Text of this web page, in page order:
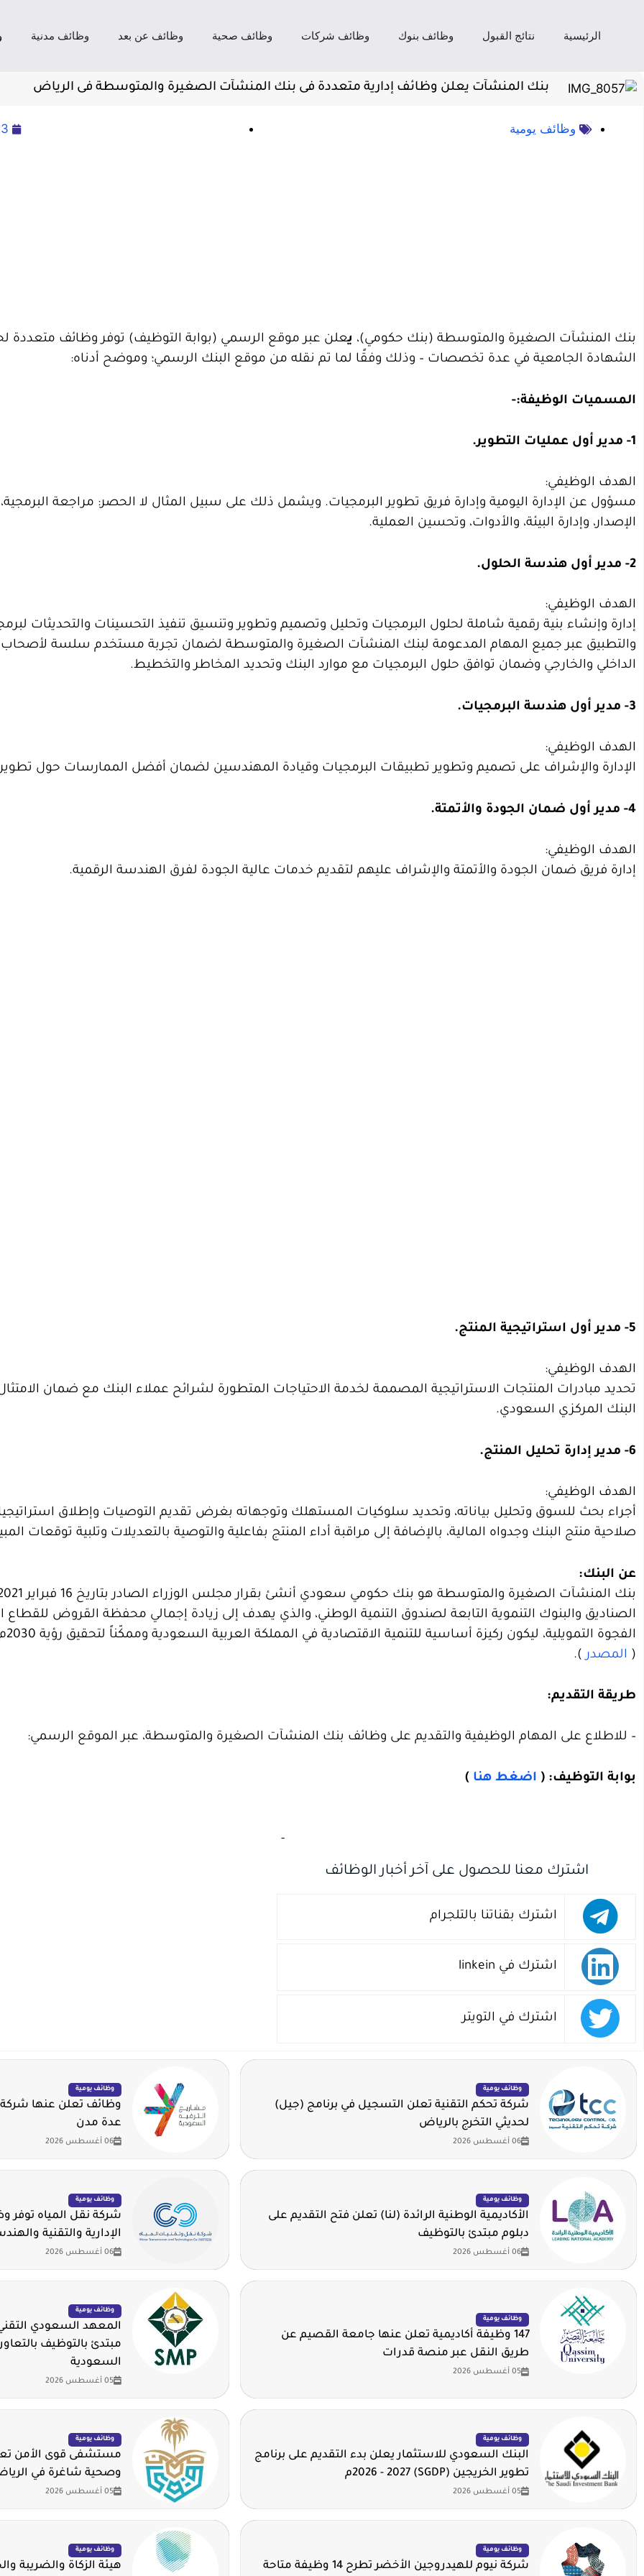
الرئيسية نتائج القبول وظائف بنوك وظائف شركات وظائف صحية وظائف عن بعد وظائف مدنية
بنك المنشآت يعلن وظائف إدارية متعددة فى بنك المنشآت الصغيرة والمتوسطة فى الرياض
وظائف يومية
بنك المنشآت الصغيرة والمتوسطة (بنك حكومي)، يعلن عبر موقع الرسمي (بوابة التوظيف) توفر وظائف متعددة
الشهادة الجامعية في عدة تخصصات – وذلك وفقًا لما تم نقله من موقع البنك الرسمي؛ وموضح أدناه:
المسميات الوظيفة:-
1- مدير أول عمليات التطوير.
الهدف الوظيفي:
مسؤول عن الإدارة اليومية وإدارة فريق تطوير البرمجيات. ويشمل ذلك على سبيل المثال لا الحصر: مراجعة البرمجية،
الإصدار، وإدارة البيئة، والأدوات، وتحسين العملية.
2- مدير أول هندسة الحلول.
الهدف الوظيفي:
إدارة وإنشاء بنية رقمية شاملة لحلول البرمجيات وتحليل وتصميم وتطوير وتنسيق تنفيذ التحسينات والتحديثات
والتطبيق عبر جميع المهام المدعومة لبنك المنشآت الصغيرة والمتوسطة لضمان تجربة مستخدم سلسة
الداخلي والخارجي وضمان توافق حلول البرمجيات مع موارد البنك وتحديد المخاطر والتخطيط.
3- مدير أول هندسة البرمجيات.
الهدف الوظيفي:
الإدارة والإشراف على تصميم وتطوير تطبيقات البرمجيات وقيادة المهندسين لضمان أفضل الممارسات حول تطوير
4- مدير أول ضمان الجودة والأتمتة.
الهدف الوظيفي:
إدارة فريق ضمان الجودة والأتمتة والإشراف عليهم لتقديم خدمات عالية الجودة لفرق الهندسة الرقمية.
5- مدير أول استراتيجية المنتج.
الهدف الوظيفي:
تحديد مبادرات المنتجات الاستراتيجية المصممة لخدمة الاحتياجات المتطورة لشرائح عملاء البنك مع ضمان
البنك المركزي السعودي.
6- مدير إدارة تحليل المنتج.
الهدف الوظيفي:
أجراء بحث للسوق وتحليل بياناته، وتحديد سلوكيات المستهلك وتوجهاته بغرض تقديم التوصيات وإطلاق
صلاحية منتج البنك وجدواه المالية، بالإضافة إلى مراقبة أداء المنتج بفاعلية والتوصية بالتعديلات وتلبية توقعات
عن البنك:
الصناديق والبنوك التنموية التابعة لصندوق التنمية الوطني، والذي يهدف إلى زيادة إجمالي محفظة القروض للقطاع
الفجوة التمويلية، ليكون ركيزة أساسية للتنمية
( المصدر ).
طريقة التقديم:
– للاطلاع على المهام الوظيفية والتقديم على وظائف بنك المنشآت الصغيرة والمتوسطة، عبر الموقع الرسمي:
بوابة التوظيف: ( اضغط هنا )
-‏
اشترك معنا للحصول على آخر أخبار الوظائف
اشترك بقناتنا بالتلجرام
اشترك في linkein
اشترك في التويتر
وظائف يومية
شركة تحكم التقنية تعلن التسجيل في برنامج (جيل)
لحديثي التخرج بالرياض
06 أغسطس 2026
وظائف يومية
وظائف تعلن عنها شركة
عدة مدن
06 أغسطس 2026
وظائف يومية
الأكاديمية الوطنية الرائدة (لنا) تعلن فتح التقديم على
دبلوم مبتدئ بالتوظيف
06 أغسطس 2026
وظائف يومية
شركة نقل المياه
الإدارية والتقنية
06 أغسطس 2026
وظائف يومية
147 وظيفة أكاديمية تعلن عنها جامعة القصيم عن
طريق النقل عبر منصة قدرات
05 أغسطس 2026
وظائف يومية
المعهد السعودي
مبتدئ بالتوظيف
السعودية
05 أغسطس 2026
وظائف يومية
البنك السعودي للاستثمار يعلن بدء التقديم على برنامج
تطوير الخريجين (SGDP) 2026 - 2027م
05 أغسطس 2026
وظائف يومية
مستشفى قوى الأمن
وصحية شاغرة في
05 أغسطس 2026
وظائف يومية
شركة نيوم للهيدروجين الأخضر تطرح 14 وظيفة متاحة
وظائف يومية
هيئة الزكاة والضريبة